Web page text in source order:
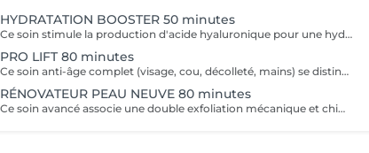
HYDRATATION BOOSTER 50 minutes
Ce soin stimule la production d'acide hyaluronique pour une hydratation intense, redonnant à la peau un aspect repulpé et lissé tout en la protégeant des agressions extérieures et du vieillissement cutané.
PRO LIFT 80 minutes
Ce soin anti-âge complet (visage, cou, décolleté, mains) se distingue par sa combinaison unique d'exfoliations, de stimulation cellulaire mécanique et de manoeuvres facialistes exclusives. Il uniformise et illumine le teint, tout en liftant et redessinant les contours du visage. En comblant visiblement les rides et en renforçant la fermeté de la peau, ce soin révèle un épiderme plus lisse, lifté et rajeuni.
RÉNOVATEUR PEAU NEUVE 80 minutes
Ce soin avancé associe une double exfoliation mécanique et chimique du visage et du cou, permettant un nettoyage en profondeur de l'épiderme. Il favorise l'élimination des toxines et stimule le renouvellement cellulaire pour retrouver une peau saine, uniforme et lumineuse.